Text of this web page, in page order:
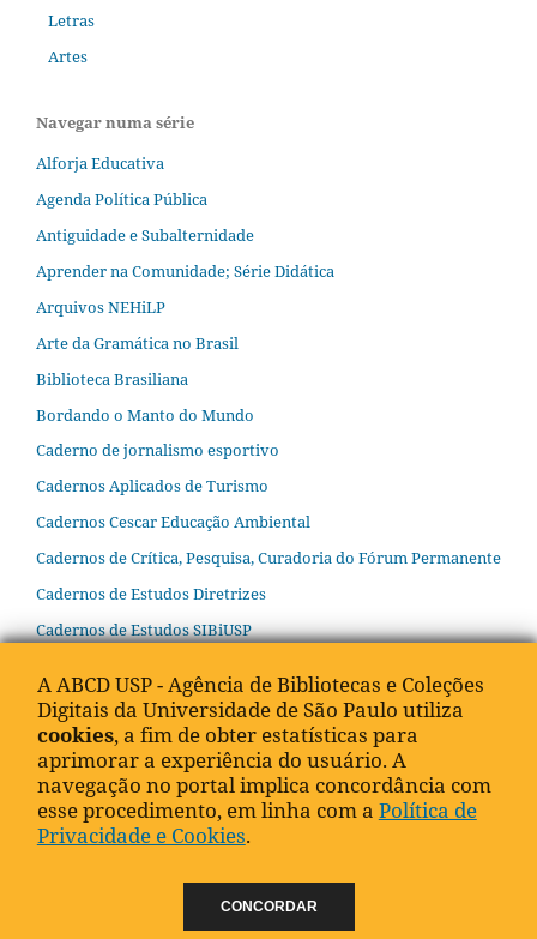
Letras
Artes
Navegar numa série
Alforja Educativa
Agenda Política Pública
Antiguidade e Subalternidade
Aprender na Comunidade; Série Didática
Arquivos NEHiLP
Arte da Gramática no Brasil
Biblioteca Brasiliana
Bordando o Manto do Mundo
Caderno de jornalismo esportivo
Cadernos Aplicados de Turismo
Cadernos Cescar Educação Ambiental
Cadernos de Crítica, Pesquisa, Curadoria do Fórum Permanente
Cadernos de Estudos Diretrizes
Cadernos de Estudos SIBiUSP
Cadernos do IEB
Cátedra Alfredo Bosi de Educação Básica
Cátedra Josué de Castro
Cátedra Luiz de Queiroz
Cátedra Olavo Setubal de Arte, Cultura e Ciência
Cátedra UNESCO de Direto à Educação
Cátedra W. B. Yeats de Estudos Irlandeses
A ABCD USP - Agência de Bibliotecas e Coleções
Digitais da Universidade de São Paulo utiliza
cookies, a fim de obter estatísticas para
aprimorar a experiência do usuário. A
navegação no portal implica concordância com
esse procedimento, em linha com a Política de
Privacidade e Cookies.
CONCORDAR